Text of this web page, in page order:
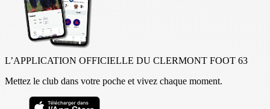
L’APPLICATION OFFICIELLE DU CLERMONT FOOT 63
Mettez le club dans votre poche et vivez chaque moment.